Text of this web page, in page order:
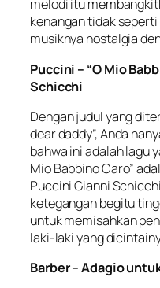
melodi itu
kenangan tidak
musiknya nostalgia
Puccini – “O Mio
Schicchi
Dengan judul yang
dear daddy”, Anda
bahwa ini adalah lagu
Mio Babbino Caro”
Puccini Gianni
ketegangan begitu
untuk memisahkan
laki-laki yang
Barber – Adagio